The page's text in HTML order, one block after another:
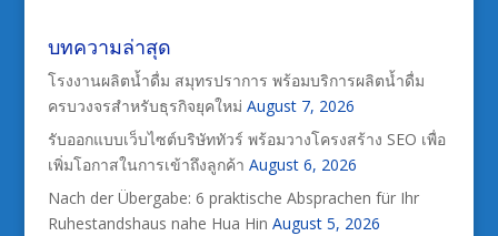
บทความล่าสุด
โรงงานผลิตน้ำดื่ม สมุทรปราการ พร้อมบริการผลิตน้ำดื่ม
ครบวงจรสำหรับธุรกิจยุคใหม่ August 7, 2026
รับออกแบบเว็บไซต์บริษัททัวร์ พร้อมวางโครงสร้าง SEO เพื่อ
เพิ่มโอกาสในการเข้าถึงลูกค้า August 6, 2026
Nach der Übergabe: 6 praktische Absprachen für Ihr
Ruhestandshaus nahe Hua Hin August 5, 2026